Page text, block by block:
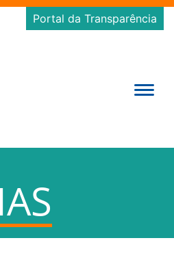
Portal da Transparência